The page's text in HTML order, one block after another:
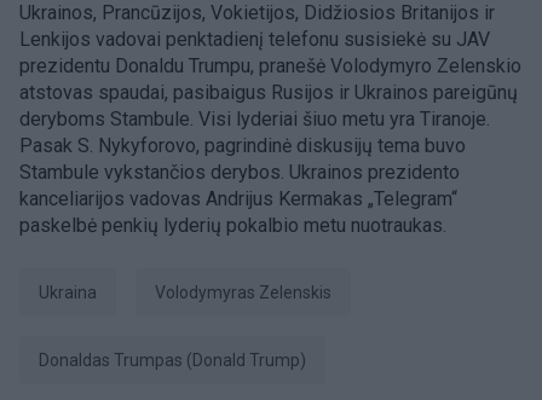
Ukrainos, Prancūzijos, Vokietijos, Didžiosios Britanijos ir
Lenkijos vadovai penktadienį telefonu susisiekė su JAV
prezidentu Donaldu Trumpu, pranešė Volodymyro Zelenskio
atstovas spaudai, pasibaigus Rusijos ir Ukrainos pareigūnų
deryboms Stambule. Visi lyderiai šiuo metu yra Tiranoje.
Pasak S. Nykyforovo, pagrindinė diskusijų tema buvo
Stambule vykstančios derybos. Ukrainos prezidento
kanceliarijos vadovas Andrijus Kermakas „Telegram“
paskelbė penkių lyderių pokalbio metu nuotraukas.
Ukraina Volodymyras Zelenskis
Donaldas Trumpas (Donald Trump)